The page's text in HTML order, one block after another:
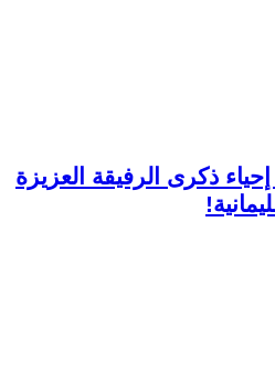
ذكرى الرفيقة العزيزة